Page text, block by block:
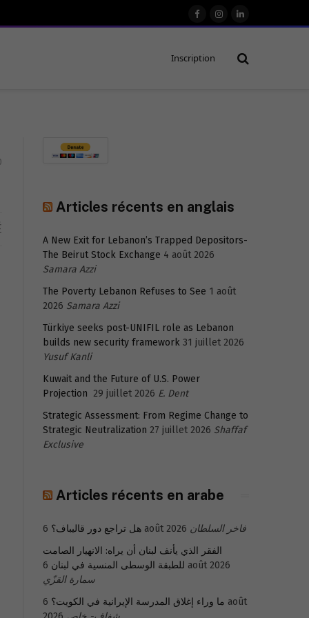
FacebookInstagram
LinkedIn
Inscription
Articles récents en anglais
A New Exit for Lebanon’s Trapped Depositors-
The Beirut Stock Exchange 4 août 2026
Samara Azzi
The Poverty Lebanon Refuses to See 1 août
2026 Samara Azzi
Türkiye seeks post-UNIFIL role as Lebanon
builds new security framework 31 juillet 2026
Yusuf Kanli
Kuwait and the Future of U.S. Power
Projection 29 juillet 2026 E. Dent
Strategic Assessment: From Regime Change to
Strategic Neutralization 27 juillet 2026 Shaffaf
Exclusive
Articles récents en arabe
هل تراجع دور قاليباف؟ 6 août 2026 فاخر السلطان
الفقر الذي يأنف لبنان أن يراه: الانهيار الصامت
للطبقة الوسطى المنسية في لبنان 6 août 2026
سمارة القزّي
ما وراء إغلاق المدرسة الإيرانية في الكويت؟ 6 août